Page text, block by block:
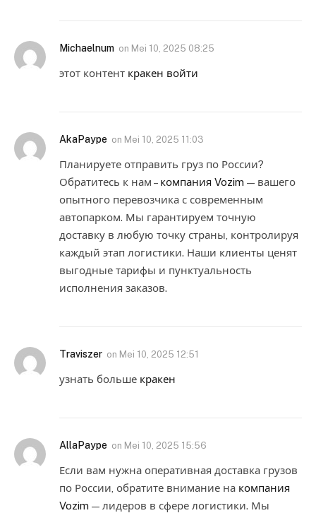
Michaelnum on Mei 10, 2025 08:25
этот контент кракен войти
AkaPaype on Mei 10, 2025 11:03
Планируете отправить груз по России?
Обратитесь к нам – компания Vozim — вашего
опытного перевозчика с современным
автопарком. Мы гарантируем точную
доставку в любую точку страны, контролируя
каждый этап логистики. Наши клиенты ценят
выгодные тарифы и пунктуальность
исполнения заказов.
Traviszer on Mei 10, 2025 12:51
узнать больше кракен
AllaPaype on Mei 10, 2025 15:56
Если вам нужна оперативная доставка грузов
по России, обратите внимание на компания
Vozim — лидеров в сфере логистики. Мы